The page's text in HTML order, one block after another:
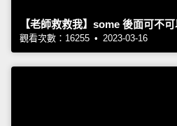
【老師救救我】some 後面可不
觀看次數：16255 • 2023-03-16